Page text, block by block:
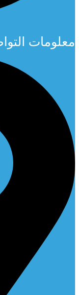
معلومات